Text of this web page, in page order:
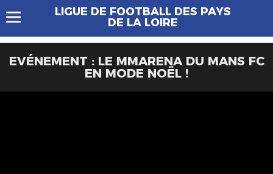
LIGUE DE FOOTBALL DES PAYS
DE LA LOIRE
EVÉNEMENT : LE MMARENA DU MANS FC
EN MODE NOËL !